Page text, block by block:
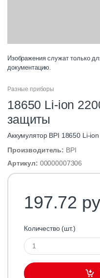
Изображения служат только
документацию.
Разные приборы
18650 Li-ion
защиты
Аккумулятор BPI 18650 Li-
Производитель: BPI
Артикул: 00000007306
197.72
Количество (шт.)